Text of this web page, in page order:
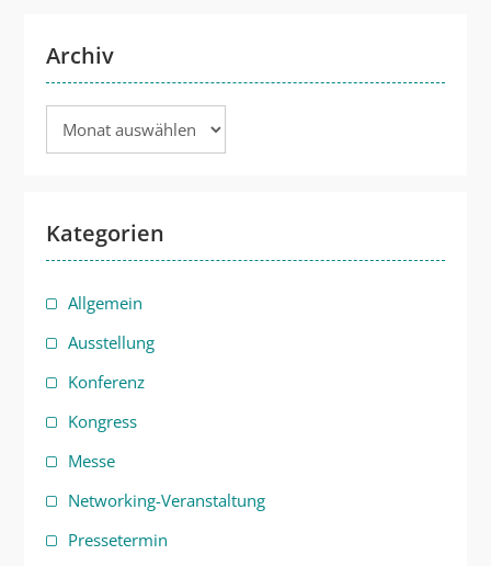
Archiv
Archiv
Kategorien
Allgemein
Ausstellung
Konferenz
Kongress
Messe
Networking-Veranstaltung
Pressetermin